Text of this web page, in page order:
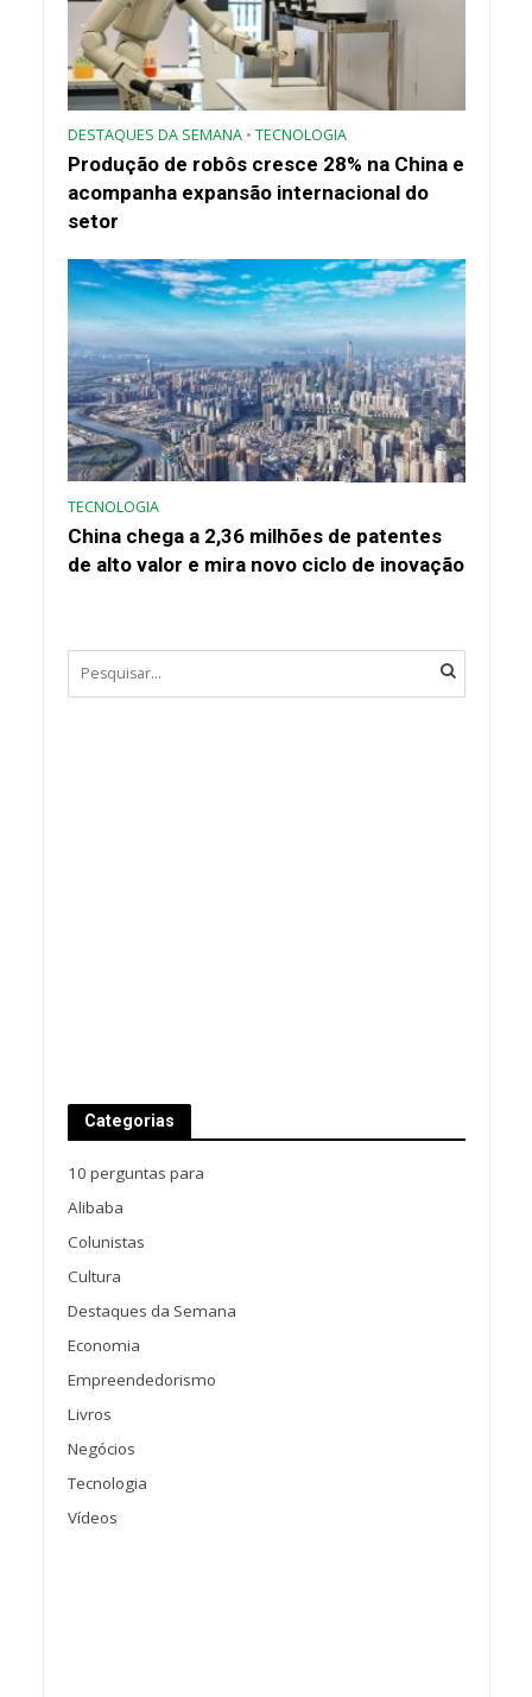
DESTAQUES DA SEMANA • TECNOLOGIA
Produção de robôs cresce 28% na China e
acompanha expansão internacional do
setor
TECNOLOGIA
China chega a 2,36 milhões de patentes
de alto valor e mira novo ciclo de inovação
Categorias
10 perguntas para
Alibaba
Colunistas
Cultura
Destaques da Semana
Economia
Empreendedorismo
Livros
Negócios
Tecnologia
Vídeos